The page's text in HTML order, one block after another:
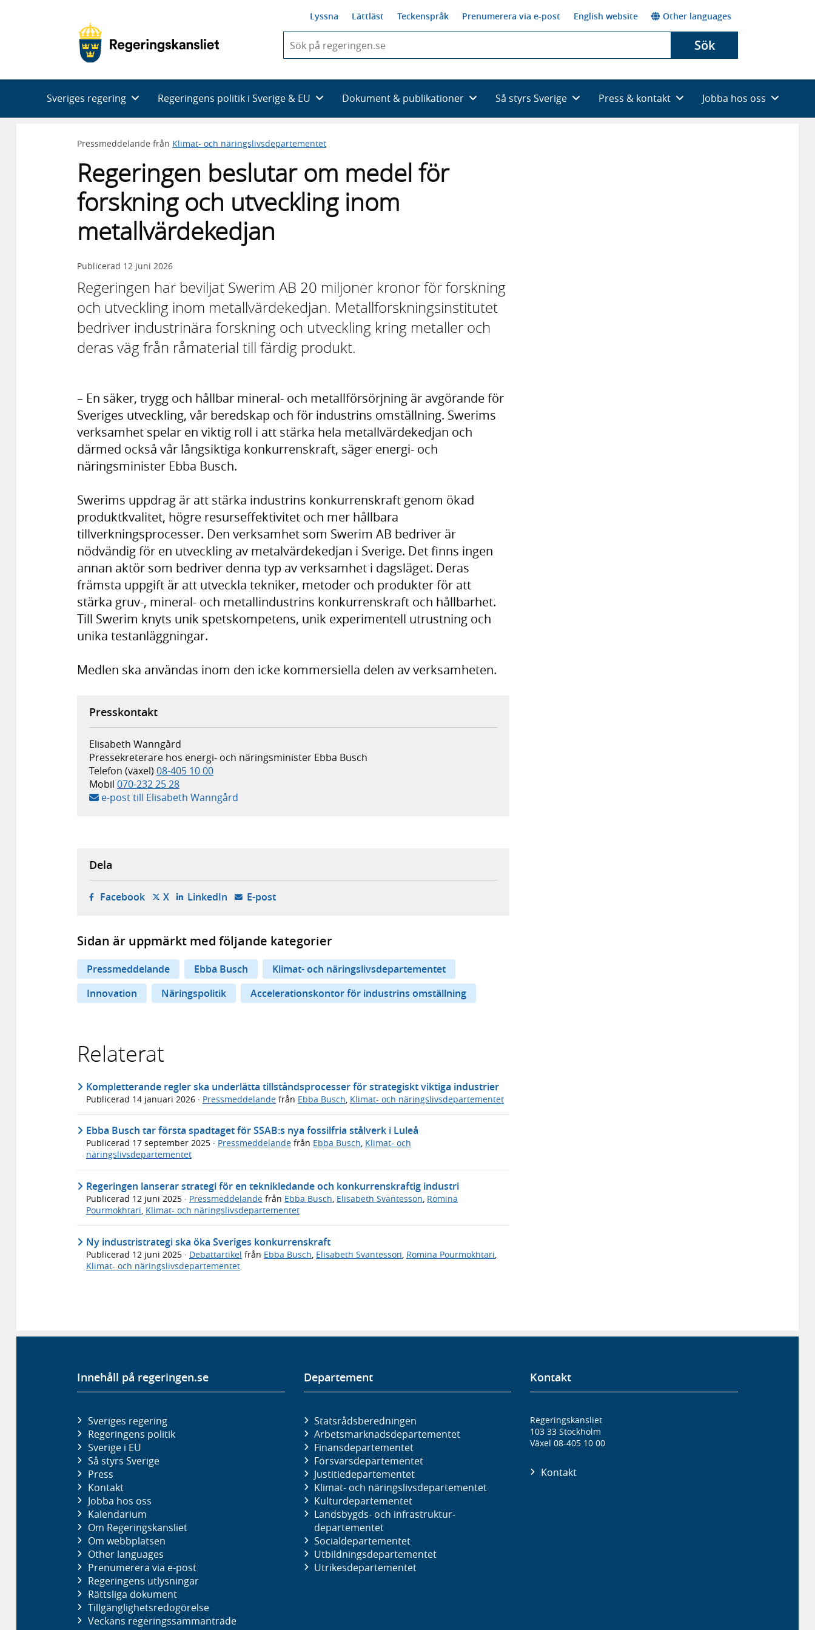
Lyssna Lättläst Teckenspråk Prenumerera via e-post English website Other languages
du
skriva
framträder
en
med
Sök
Sveriges regering Regeringens politik i Sverige & EU Dokument & publikationer Så styrs Sverige Press & kontakt Jobba hos oss
Pressmeddelande från Klimat- och näringslivsdepartementet
Regeringen beslutar om medel för
forskning och utveckling inom
metallvärdekedjan
Publicerad 12 juni 2026
Regeringen har beviljat Swerim AB 20 miljoner kronor för forskning
och utveckling inom metallvärdekedjan. Metallforskningsinstitutet
bedriver industrinära forskning och utveckling kring metaller och
deras väg från råmaterial till färdig produkt.
– En säker, trygg och hållbar mineral- och metallförsörjning är avgörande för
Sveriges utveckling, vår beredskap och för industrins omställning. Swerims
verksamhet spelar en viktig roll i att stärka hela metallvärdekedjan och
därmed också vår långsiktiga konkurrenskraft, säger energi- och
näringsminister Ebba Busch.
Swerims uppdrag är att stärka industrins konkurrenskraft genom ökad
produktkvalitet, högre resurseffektivitet och mer hållbara
tillverkningsprocesser. Den verksamhet som Swerim AB bedriver är
nödvändig för en utveckling av metalvärdekedjan i Sverige. Det finns ingen
annan aktör som bedriver denna typ av verksamhet i dagsläget. Deras
främsta uppgift är att utveckla tekniker, metoder och produkter för att
stärka gruv-, mineral- och metallindustrins konkurrenskraft och hållbarhet.
Till Swerim knyts unik spetskompetens, unik experimentell utrustning och
unika testanläggningar.
Medlen ska användas inom den icke kommersiella delen av verksamheten.
Presskontakt
Elisabeth Wanngård
Pressekreterare hos energi- och näringsminister Ebba Busch
Telefon (växel) 08-405 10 00
Mobil 070-232 25 28
e-post till Elisabeth Wanngård
Dela
Facebook- öppnas i ny flik, extern webbplats,
X- öppnas i ny flik, extern webbplats,
LinkedIn- öppnas i ny flik, extern webbplats,
E-post- öppnar din e-postklient,
Sidan är uppmärkt med följande kategorier
Pressmeddelande Ebba Busch
Klimat- och näringslivsdepartementet
Innovation
Näringspolitik Accelerationskontor för industrins omställning
Relaterat
Kompletterande regler ska underlätta tillståndsprocesser för strategiskt viktiga industrier
Publicerad 14 januari 2026 · Pressmeddelande från Ebba Busch Klimat- och näringslivsdepartementet
Ebba Busch tar första spadtaget för SSAB:s nya fossilfria stålverk i Luleå
Publicerad 17 september 2025 · Pressmeddelande från Ebba Busch, Klimat- och
näringslivsdepartementet
Regeringen lanserar strategi för en teknikledande och konkurrenskraftig industri
Publicerad 12 juni 2025 · Pressmeddelande från Ebba Busch, Elisabeth Svantesson, Romina
Pourmokhtari, Klimat- och näringslivsdepartementet
Ny industristrategi ska öka Sveriges konkurrenskraft
Publicerad 12 juni 2025 · Debattartikel från Ebba Busch Elisabeth Svantesson Romina Pourmokhtari
Klimat- och näringslivsdepartementet
Innehåll på regeringen.se
Sveriges regering
Regeringens politik
Sverige i EU
Så styrs Sverige
Press
Kontakt
Jobba hos oss
Kalendarium
Om Regeringskansliet
Om webbplatsen
Other languages
Prenumerera via e-post
Regeringens utlysningar
Rättsliga dokument
Tillgänglighetsredogörelse
Veckans regeringssammanträde
Departement
Statsrådsberedningen
Arbetsmarknads­departementet
Finans­departementet
Försvars­departementet
Justitie­departementet
Klimat- och näringslivs­departementet
Kultur­departementet
Landsbygds- och infrastruktur­
departementet
Social­departementet
Utbildnings­departementet
Utrikes­departementet
Kontakt
Regeringskansliet
103 33 Stockholm
Växel 08-405 10 00
Kontakt